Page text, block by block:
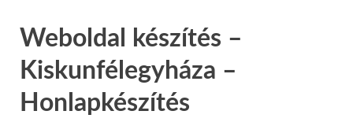
Weboldal készítés –
Kiskunfélegyháza –
Honlapkészítés